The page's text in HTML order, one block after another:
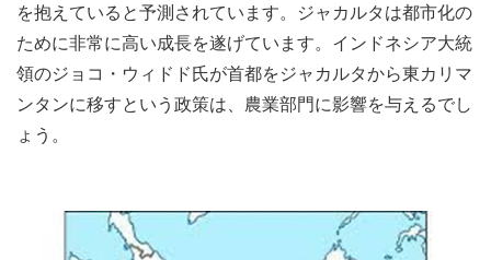
を抱えていると予測されています。ジャカルタは都市化の
ために非常に高い成長を遂げています。インドネシア大統
領のジョコ・ウィドド氏が首都をジャカルタから東カリマ
ンタンに移すという政策は、農業部門に影響を与えるでし
ょう。